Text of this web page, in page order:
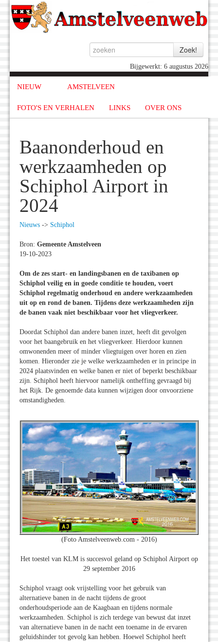
Bijgewerkt: 6 augustus 2026
NIEUW AMSTELVEEN
FOTO'S EN VERHALEN LINKS OVER ONS
Baanonderhoud en
werkzaamheden op
Schiphol Airport in
2024
Nieuws -> Schiphol
Bron: Gemeente Amstelveen
19-10-2023
Om de zes start- en landingsbanen en de taxibanen op
Schiphol veilig en in goede conditie te houden, voert
Schiphol regelmatig onderhoud en andere werkzaamheden
uit op en rond de banen. Tijdens deze werkzaamheden zijn
de banen vaak niet beschikbaar voor het vliegverkeer.
Doordat Schiphol dan andere banen inzet, heeft dit gevolgen
voor het baangebruik en het vliegverkeer. Hierdoor kunnen
omwonenden meer of minder vliegtuigen over horen en zien
komen. Hieronder zie je welke werkzaamheden er in principe in
2024 plaatsvinden en welke banen er niet of beperkt beschikbaar
zijn. Schiphol heeft hiervoor namelijk ontheffing gevraagd bij
het Rijk. De genoemde data kunnen wijzigen door onvoorziene
omstandigheden.
(Foto Amstelveenweb.com - 2016)
Het toestel van KLM is succesvol geland op Schiphol Airport op
29 september 2016
Schiphol vraagt ook vrijstelling voor het gebruik van
alternatieve banen in de nacht tijdens de groot
onderhoudsperiode aan de Kaagbaan en tijdens normale
werkzaamheden. Schiphol is zich terdege van bewust dat inzet
van alternatieve banen in de nacht een toename in de ervaren
geluidshinder tot gevolg kan hebben. Hoewel Schiphol heeft